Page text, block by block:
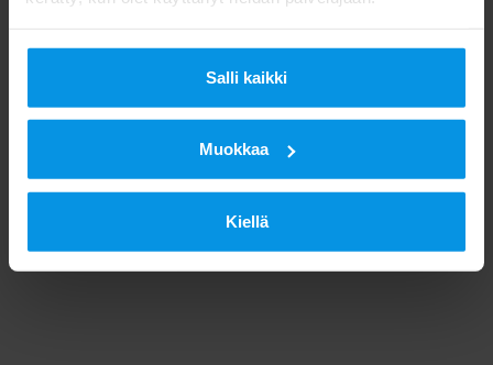
Salli kaikki
Muokkaa
Kiellä